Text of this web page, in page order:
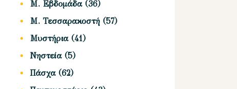
Μ. Εβδομάδα(36)
Μ. Τεσσαρακοστή (57)
Μυστήρια(41)
Νηστεία(5)
Πάσχα(62)